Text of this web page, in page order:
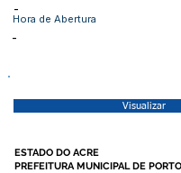
-
Hora de Abertura
-
Visualizar
ESTADO DO ACRE
PREFEITURA MUNICIPAL DE